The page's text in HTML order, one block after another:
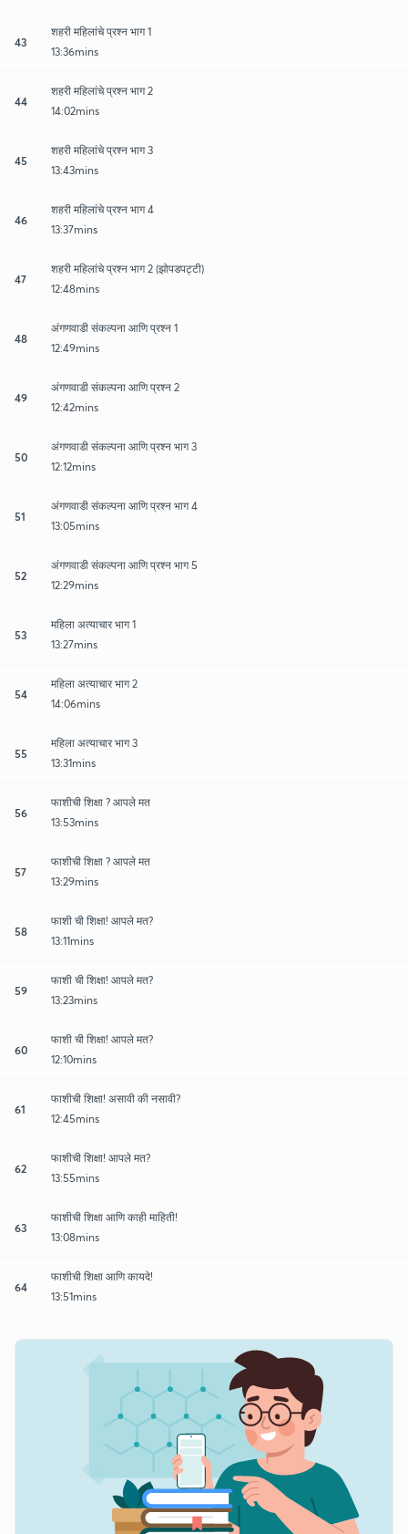
43
शहरी महिलांचे प्रश्न भाग 1
13:36mins
44
शहरी महिलांचे प्रश्न भाग 2
14:02mins
45
शहरी महिलांचे प्रश्न भाग 3
13:43mins
46
शहरी महिलांचे प्रश्न भाग 4
13:37mins
47
शहरी महिलांचे प्रश्न भाग 2 (झोपडपट्टी)
12:48mins
48
अंगणवाडी संकल्पना आणि प्रश्न 1
12:49mins
49
अंगणवाडी संकल्पना आणि प्रश्न 2
12:42mins
50
अंगणवाडी संकल्पना आणि प्रश्न भाग 3
12:12mins
51
अंगणवाडी संकल्पना आणि प्रश्न भाग 4
13:05mins
52
अंगणवाडी संकल्पना आणि प्रश्न भाग 5
12:29mins
53
महिला अत्याचार भाग 1
13:27mins
54
महिला अत्याचार भाग 2
14:06mins
55
महिला अत्याचार भाग 3
13:31mins
56
फाशीची शिक्षा ? आपले मत
13:53mins
57
फाशीची शिक्षा ? आपले मत
13:29mins
58
फाशी ची शिक्षा! आपले मत?
13:11mins
59
फाशी ची शिक्षा! आपले मत?
13:23mins
60
फाशी ची शिक्षा! आपले मत?
12:10mins
61
फाशीची शिक्षा! असावी की नसावी?
12:45mins
62
फाशीची शिक्षा! आपले मत?
13:55mins
63
फाशीची शिक्षा आणि काही माहिती!
13:08mins
64
फाशीची शिक्षा आणि कायदे!
13:51mins